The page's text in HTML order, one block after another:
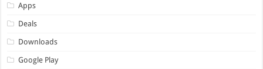
Apps
Deals
Downloads
Google Play